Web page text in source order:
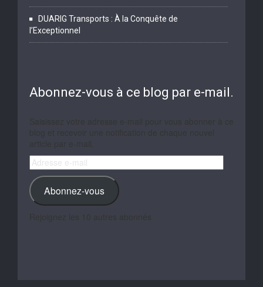
DUARIG Transports : À la Conquête de
l’Exceptionnel
Abonnez-vous à ce blog par e-mail.
Adresse
e-
mail
Abonnez-vous